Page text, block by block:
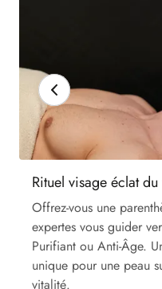
Rituel visage éclat
Offrez-vous une
expertes vous guider
Purifiant ou Anti-Âge.
unique pour une peau
vitalité.